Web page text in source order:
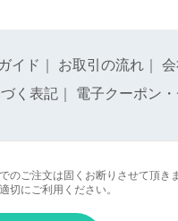
イド お取引の流れ
く表記 電子クーポン
のご注文は固くお断りさせて頂き
切にご利用ください。